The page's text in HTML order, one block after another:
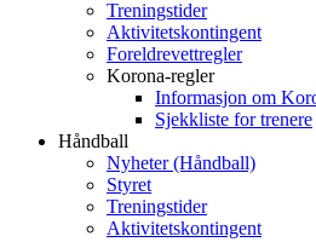
Treningstider
Aktivitetskontingent
Foreldrevettregler
Korona-regler
Informasjon om
Sjekkliste for trenere
Håndball
Nyheter (Håndball)
Styret
Treningstider
Aktivitetskontingent